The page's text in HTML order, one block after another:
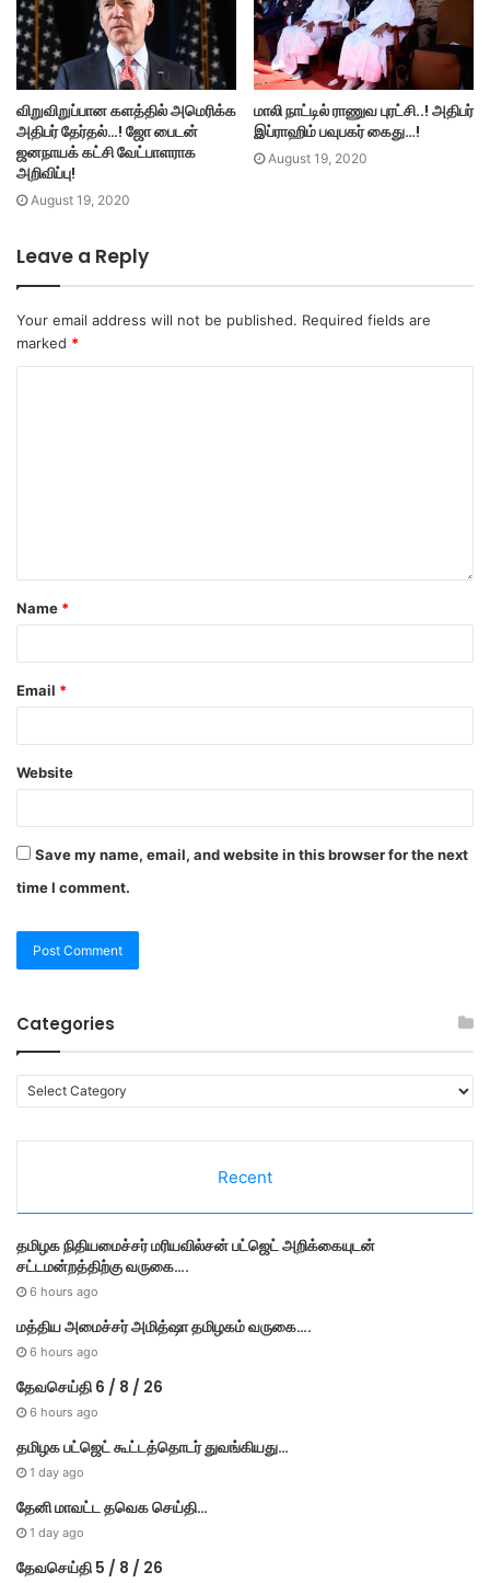
விறுவிறுப்பான களத்தில் அமெரிக்க
அதிபர் தேர்தல்…! ஜோ பைடன்
ஜனநாயக் கட்சி வேட்பாளராக
அறிவிப்பு!
August 19, 2020
மாலி நாட்டில் ராணுவ புரட்சி..! அதிபர்
இப்ராஹிம் பவுபகர் கைது…!
August 19, 2020
Leave a Reply
Your email address will not be published. Required fields are
marked *
Name *
Email *
Website
Save my name, email, and website in this browser for the next
time I comment.
Categories
a
i
e
s
Recent
தமி​ழ​க நிதியமைச்சர் மரியவில்சன் பட்ஜெட் அறிக்கையுடன்
சட்டமன்றத்திற்கு வருகை….
6 hours ago
மத்திய அமைச்சர் அமித்ஷா தமிழகம் வருகை….
6 hours ago
தேவசெய்தி 6 / 8 / 26
6 hours ago
தமிழக பட்ஜெட் கூட்டத்தொடர் துவங்கியது…
1 day ago
தேனி மாவட்ட தவெக செய்தி…
1 day ago
தேவசெய்தி 5 / 8 / 26